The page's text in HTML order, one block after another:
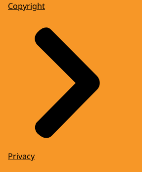
Copyright
Privacy